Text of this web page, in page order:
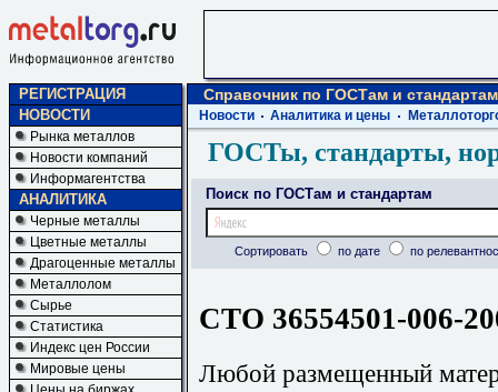
РЕГИСТРАЦИЯ
НОВОСТИ
Рынка металлов
Новости компаний
Информагентства
АНАЛИТИКА
Черные металлы
Цветные металлы
Драгоценные металлы
Металлолом
Сырье
Статистика
Индекс цен России
Мировые цены
Справочник по ГОСТам и стандартам
Новости Аналитика и цены
ГОСТы, стандарты,
Поиск по ГОСТам и стандартам
Сортировать по дате по
СТО 36554501-006-
Любой размещенный